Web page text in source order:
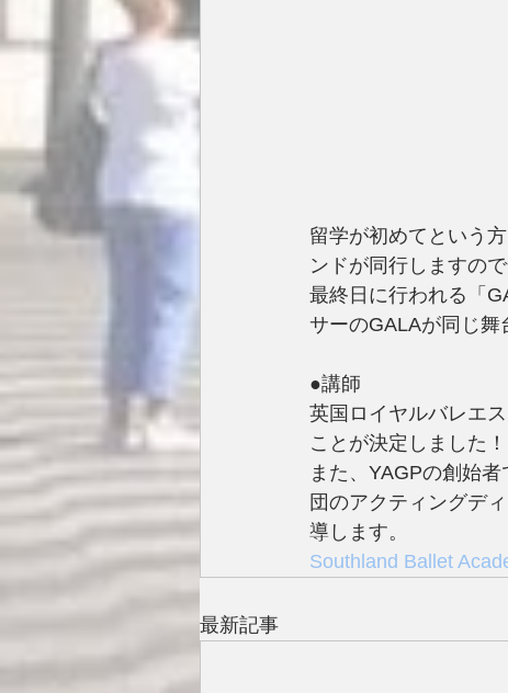
留学が初めてという
ンドが同行しますので
最終日に行われる「
サーのGALAが同じ舞
●講師
英国ロイヤルバレエ
ことが決定しました！
また、YAGPの創始
団のアクティングデ
導します。
Southland Ballet
最新記事